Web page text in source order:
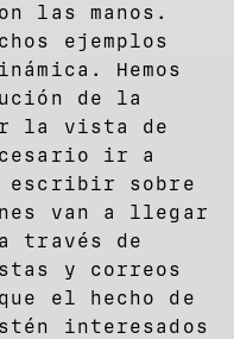
las manos.
ejemplos
Hemos
de la
la vista de
ir a
escribir sobre
van a llegar
través de
y correos
el hecho de
interesados